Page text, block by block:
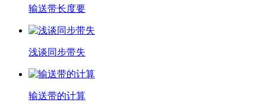
输送带长度要
浅谈同步带失
输送带的计算